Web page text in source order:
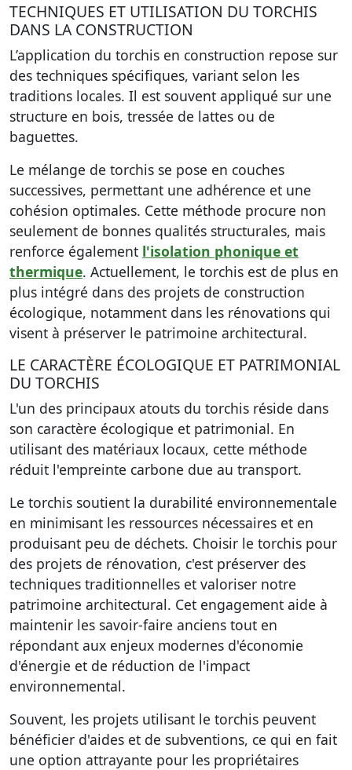
TECHNIQUES ET UTILISATION DU TORCHIS
DANS LA CONSTRUCTION
L’application du torchis en construction repose sur
des techniques spécifiques, variant selon les
traditions locales. Il est souvent appliqué sur une
structure en bois, tressée de lattes ou de
baguettes.
Le mélange de torchis se pose en couches
successives, permettant une adhérence et une
cohésion optimales. Cette méthode procure non
seulement de bonnes qualités structurales, mais
renforce également l'isolation phonique et
thermique. Actuellement, le torchis est de plus en
plus intégré dans des projets de construction
écologique, notamment dans les rénovations qui
visent à préserver le patrimoine architectural.
LE CARACTÈRE ÉCOLOGIQUE ET PATRIMONIAL
DU TORCHIS
L'un des principaux atouts du torchis réside dans
son caractère écologique et patrimonial. En
utilisant des matériaux locaux, cette méthode
réduit l'empreinte carbone due au transport.
Le torchis soutient la durabilité environnementale
en minimisant les ressources nécessaires et en
produisant peu de déchets. Choisir le torchis pour
des projets de rénovation, c'est préserver des
techniques traditionnelles et valoriser notre
patrimoine architectural. Cet engagement aide à
maintenir les savoir-faire anciens tout en
répondant aux enjeux modernes d'économie
d'énergie et de réduction de l'impact
environnemental.
Souvent, les projets utilisant le torchis peuvent
bénéficier d'aides et de subventions, ce qui en fait
une option attrayante pour les propriétaires